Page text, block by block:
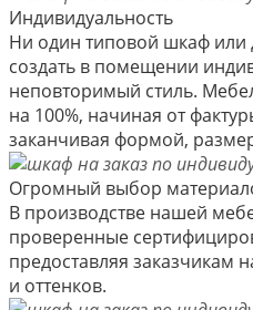
Индивидуальность
Ни один типовой шкаф или
создать в помещении
неповторимый стиль.
на 100%, начиная от
заканчивая формой,
Огромный выбор
В производстве нашей
проверенные
предоставляя заказчикам
и оттенков.